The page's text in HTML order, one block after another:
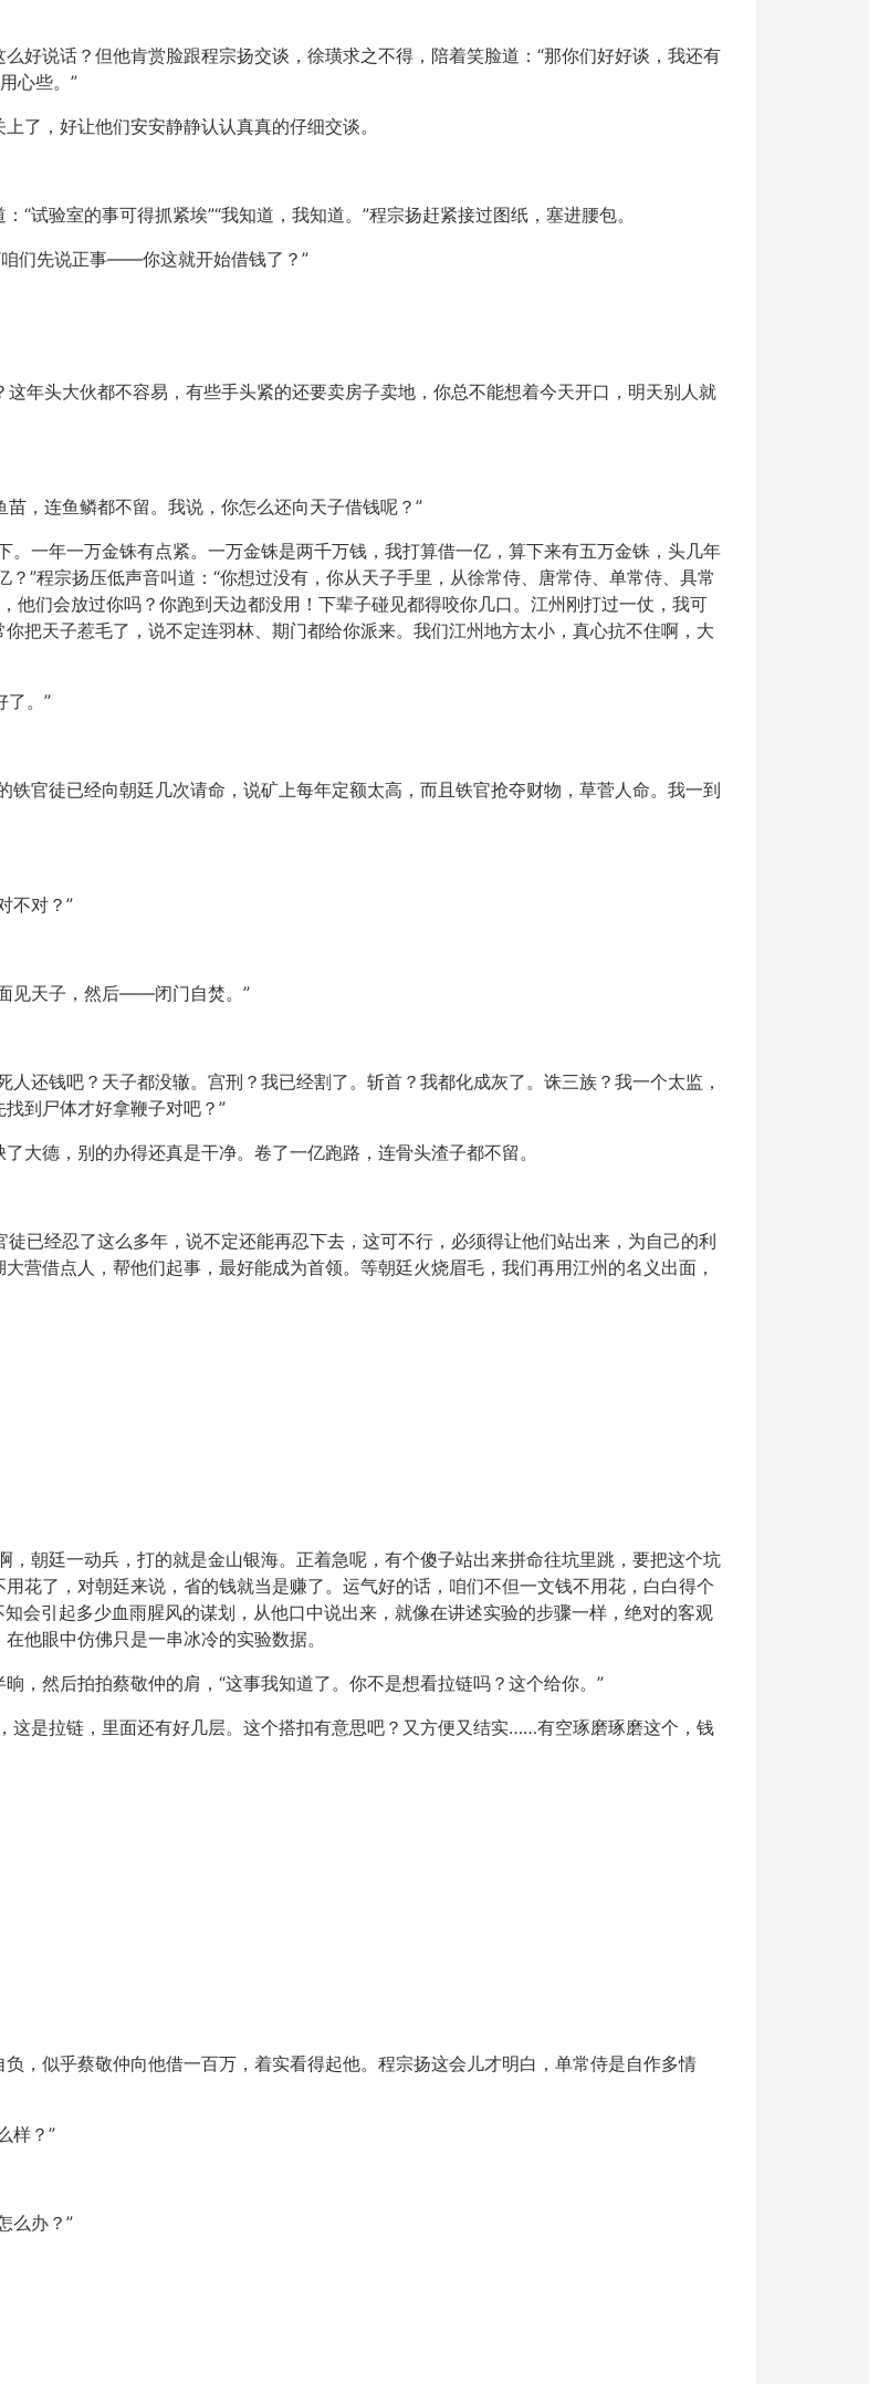
好说话？但他肯赏脸跟程宗扬交谈，徐璜求之不得，陪着笑脸道：“那你们好好谈，我还有
心些。”
了，好让他们安安静静认认真真的仔细交谈。
试验室的事可得抓紧埃”“我知道，我知道。”程宗扬赶紧接过图纸，塞进腰包。
们先说正事——你这就开始借钱了？”
年头大伙都不容易，有些手头紧的还要卖房子卖地，你总不能想着今天开口，明天别人就
，连鱼鳞都不留。我说，你怎么还向天子借钱呢？”
一年一万金铢有点紧。一万金铢是两千万钱，我打算借一亿，算下来有五万金铢，头几年
”程宗扬压低声音叫道：“你想过没有，你从天子手里，从徐常侍、唐常侍、单常侍、具常
们会放过你吗？你跑到天边都没用！下辈子碰见都得咬你几口。江州刚打过一仗，我可
把天子惹毛了，说不定连羽林、期门都给你派来。我们江州地方太小，真心抗不住啊，大
了。”
官徒已经向朝廷几次请命，说矿上每年定额太高，而且铁官抢夺财物，草菅人命。我一到
不对？”
见天子，然后——闭门自焚。”
还钱吧？天子都没辙。宫刑？我已经割了。斩首？我都化成灰了。诛三族？我一个太监，
到尸体才好拿鞭子对吧？”
大德，别的办得还真是干净。卷了一亿跑路，连骨头渣子都不留。
已经忍了这么多年，说不定还能再忍下去，这可不行，必须得让他们站出来，为自己的利
借点人，帮他们起事，最好能成为首领。等朝廷火烧眉毛，我们再用江州的名义出面，
朝廷一动兵，打的就是金山银海。正着急呢，有个傻子站出来拼命往坑里跳，要把这个坑
花了，对朝廷来说，省的钱就当是赚了。运气好的话，咱们不但一文钱不用花，白白得个
会引起多少血雨腥风的谋划，从他口中说出来，就像在讲述实验的步骤一样，绝对的客观
他眼中仿佛只是一串冰冷的实验数据。
，然后拍拍蔡敬仲的肩，“这事我知道了。你不是想看拉链吗？这个给你。”
这是拉链，里面还有好几层。这个搭扣有意思吧？又方便又结实……有空琢磨琢磨这个，钱
，似乎蔡敬仲向他借一百万，着实看得起他。程宗扬这会儿才明白，单常侍是自作多情
样？”
么办？”